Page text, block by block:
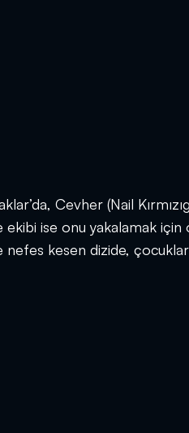
Cevher (Nail
ise onu yakalamak
kesen dizide,